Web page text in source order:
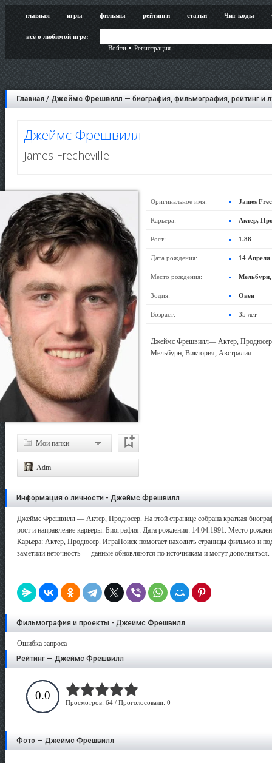
главная игры фильмы рейтинги статьи Чит-коды
всё о любимой игре:
Войти
Регистрация
Главная / Джеймс Фрешвилл — биография, фильмография, рейтинг и
Джеймс Фрешвилл
James Frecheville
Мои папки
Adm
Оригинальное имя: James
Карьера: Актер,
Рост: 1.88
Дата рождения: 14 Апреля
Место рождения: Мельбурн,
Зодия: Овен
Возраст: 35 лет
Джеймс Фрешвилл— Актер,
Мельбурн, Виктория, Австралия.
Информация о личности - Джеймс Фрешвилл
Джеймс Фрешвилл — Актер, Продюсер. На этой странице собрана краткая
рост и направление карьеры. Биография: Дата рождения: 14.04.1991. Место
Карьера: Актер, Продюсер. ИграПоиск помогает находить страницы фильмов и
заметили неточность — данные обновляются по источникам и могут дополняться.
Фильмография и проекты - Джеймс Фрешвилл
Ошибка запроса
Рейтинг — Джеймс Фрешвилл
0.0
Просмотров: 64 / Проголосовали: 0
Фото — Джеймс Фрешвилл